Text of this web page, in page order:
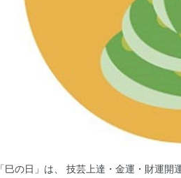
「巳の日」は、 技芸上達・金運・財運